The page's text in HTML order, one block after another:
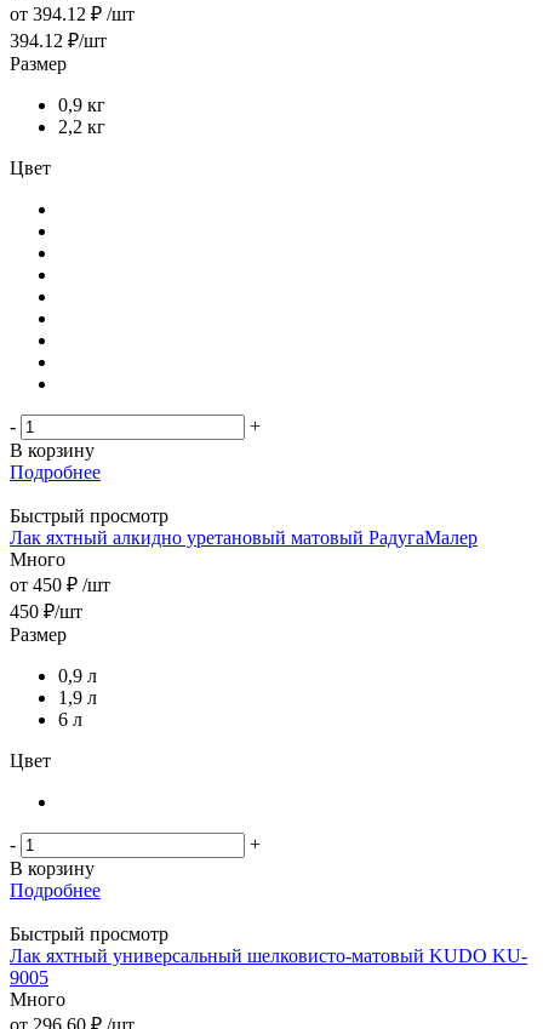
от 394.12 ₽ /шт
394.12 ₽/шт
Размер
0,9 кг
2,2 кг
Цвет
-
+
В корзину
Подробнее
Быстрый просмотр
Лак яхтный алкидно уретановый матовый РадугаМалер
Много
от 450 ₽ /шт
450 ₽/шт
Размер
0,9 л
1,9 л
6 л
Цвет
-
+
В корзину
Подробнее
Быстрый просмотр
Лак яхтный универсальный шелковисто-матовый KUDO KU-
9005
Много
от 296.60 ₽ /шт